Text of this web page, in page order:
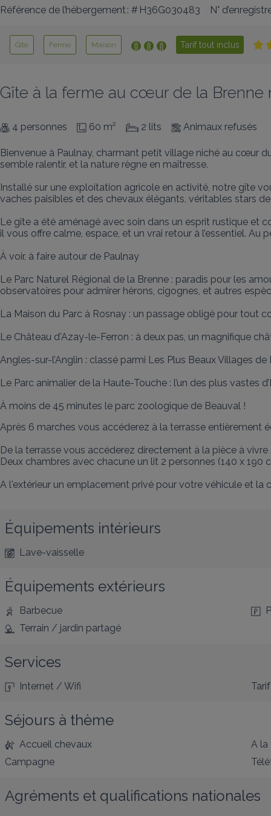
Référence de l’hébergement : # H36G030483 N°
Gîte Ferme Maison Tarif tout inclus
Gîte à la ferme au cœur de la Brenne
4 personnes 60 m² 2 lits Animaux refusés
Bienvenue à Paulnay, charmant petit village niché au cœur
semble ralentir, et la nature règne en maîtresse.
Installé sur une exploitation agricole en activité, notre gîte
vaches paisibles et des chevaux élégants, véritables stars
Le gîte a été aménagé avec soin dans un esprit rustique et
il vous offre calme, espace, et un vrai retour à l’essentiel.
À voir, à faire autour de Paulnay
Le Parc Naturel Régional de la Brenne : paradis pour les
observatoires pour admirer hérons, cigognes, et autres
La Maison du Parc à Rosnay : un passage obligé pour tout
Le Château d'Azay-le-Ferron : à deux pas, un magnifique
Angles-sur-l’Anglin : classé parmi Les Plus Beaux Villages
Le Parc animalier de la Haute-Touche : l’un des plus vastes
À moins de 45 minutes le parc zoologique de Beauval !
Après 6 marches vous accéderez à la terrasse entièrement
De la terrasse vous accéderez directement à la pièce à
Deux chambres avec chacune un lit 2 personnes (140 x 190
A l'extérieur un emplacement privé pour votre véhicule et la
Équipements intérieurs
Lave-vaisselle
Équipements extérieurs
Barbecue
Terrain / jardin partagé
Services
Internet / Wifi
Séjours à thème
Accueil chevaux
A la
Campagne
Agréments et qualifications nationales